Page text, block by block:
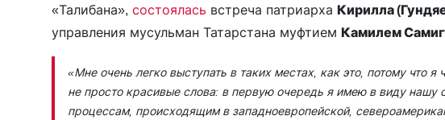
«Талибана», состоялась встреча патриарха Кирилла
управления мусульман Татарстана муфтием Камилем
«Мне очень легко выступать в таких местах, как это, потому что
не просто красивые слова: в первую очередь я имею в виду
процессам, происходящим в западноевропейской,